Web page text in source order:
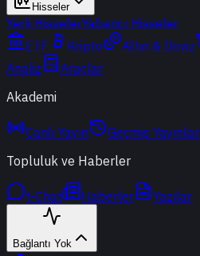
Hisseler
Yerli HisselerYabancı Hisseler
ETF
Kripto Altın & Döviz
Analiz
Araçlar
Akademi
Canlı Yayın Geçmiş Yayınlar
Topluluk ve Haberler
t-Chat Haberler Yazılar
Bağlantı Yok